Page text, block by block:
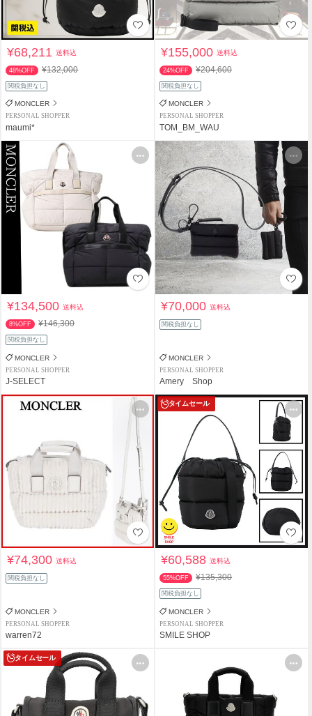
¥68,211送料込
48%OFF ¥132,000
関税負担なし
MONCLER
PERSONAL SHOPPER
maumi*
¥155,000送料込
24%OFF ¥204,600
関税負担なし
MONCLER
PERSONAL SHOPPER
TOM_BM_WAU
¥134,500送料込
8%OFF ¥146,300
関税負担なし
MONCLER
PERSONAL SHOPPER
J-SELECT
¥70,000送料込
関税負担なし
MONCLER
PERSONAL SHOPPER
Amery Shop
¥74,300送料込
関税負担なし
MONCLER
PERSONAL SHOPPER
warren72
タイムセール
¥60,588送料込
55%OFF ¥135,300
関税負担なし
MONCLER
PERSONAL SHOPPER
SMILE SHOP
タイムセール